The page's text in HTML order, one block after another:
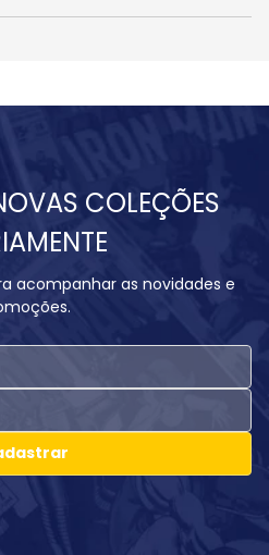
COLEÇÕES
acompanhar as novidades e